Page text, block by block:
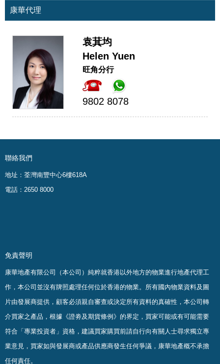
康華代理
袁萁均
Helen Yuen
旺角分行
9802 8078
聯絡我們
地址：荃灣南豐中心6樓618A
電話：2650 8000
免責聲明
康華地產有限公司（本公司）純粹就香港以外地方的物業進行地產代理工
作，本公司並沒有牌照處理任何位於香港的物業。 所有國內物業資料及圖
片由發展商提供，顧客必須親自審查或決定所有資料的真確性 ， 本公司轉
介買家之產品，根據《證劵及期貨條例》的界定，買家可能或有可能需要
符合「專業投資者」資格，建議買家購買前請自行向有關人士尋求獨立專
業意見，買家如與發展商或產品供應商發生任何爭議，康華地產概不承擔
任何責任。